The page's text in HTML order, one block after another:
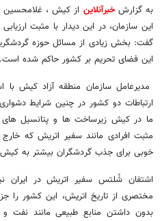
به گزارشخبرآنلاین از کیش ، غلامحسین
این سازمان، در این دیدار با مثبت
گفت: بخش زیادی از مسائل حوزه
این فضای تحریم بر کشور حاکم شده است.
مدیرعامل سازمان منطقه آزاد کیش با
ارتباطات دو کشور در چنین شرایط
ما در کیش زیرساخت ها و پتانسیل های
مثبت افرادی مانند سفیر اتریش که
خوبی برای جذب گردشگران بیشتر به
اشتفان شُلتس سفیر اتریش در ایران
بدون داشتن منابع طبیعی مانند نفت